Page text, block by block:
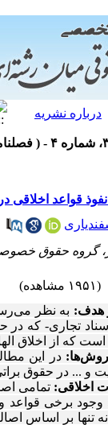
قواعد اخلاقی
گروه حقوق
(۱۹۵۱ مشاهده)
هدف: به نظر
تجاری- که در
که از اخلاق
روش‌ها: در این
و ... در حقوق
اخلاقی: تمامی
وجود برخی قواعد
نه تنها بر اساس